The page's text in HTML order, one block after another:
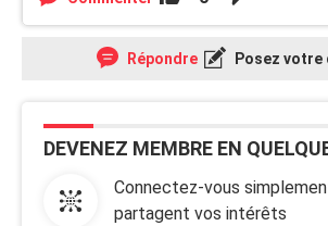
Répondre Posez votre
DEVENEZ MEMBRE EN
Connectez-vous
partagent vos intérêts